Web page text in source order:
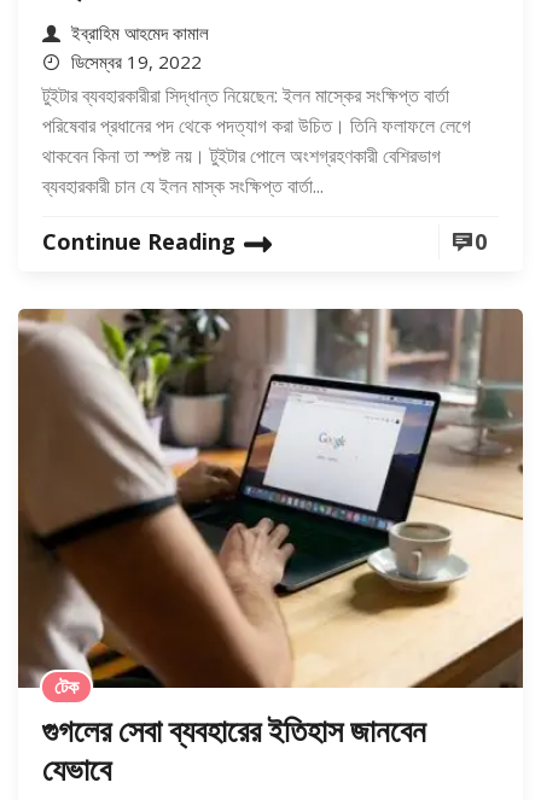
ইব্রাহিম আহমেদ কামাল
ডিসেম্বর 19, 2022
টুইটার ব্যবহারকারীরা সিদ্ধান্ত নিয়েছেন: ইলন মাস্কের সংক্ষিপ্ত বার্তা
পরিষেবার প্রধানের পদ থেকে পদত্যাগ করা উচিত। তিনি ফলাফলে লেগে
থাকবেন কিনা তা স্পষ্ট নয়। টুইটার পোলে অংশগ্রহণকারী বেশিরভাগ
ব্যবহারকারী চান যে ইলন মাস্ক সংক্ষিপ্ত বার্তা...
Continue Reading 0
টেক
গুগলের সেবা ব্যবহারের ইতিহাস জানবেন
যেভাবে